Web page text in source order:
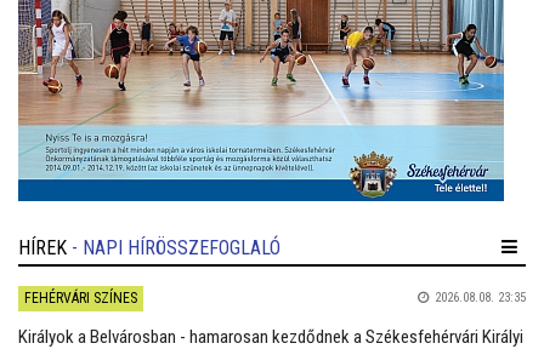
HÍREK - NAPI HÍRÖSSZEFOGLALÓ
FEHÉRVÁRI SZÍNES 2026.08.08. 23:35
Királyok a Belvárosban - hamarosan kezdődnek a Székesfehérvári Királyi